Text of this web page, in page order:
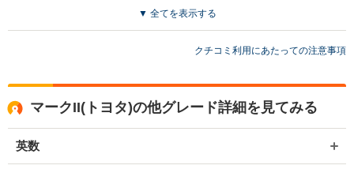
者の人柄で安心して最後までお付き合いが出来て、支払いも予定通りで、信
頼が出来る会社でした。 27年落ちの車で、18年間乗って来た愛着もあった
けた事も嬉しく思っております。 次回何かある際は、またお声を掛けさせて
▼ 全てを表示する
クチコミ利用にあたっての注意事項
マークII(トヨタ)の他グレード詳細を見てみる
英数